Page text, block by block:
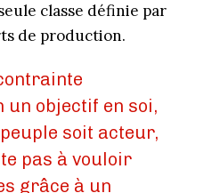
classe définie par
de production.
un objectif en soi,
soit acteur,
pas à vouloir
grâce à un